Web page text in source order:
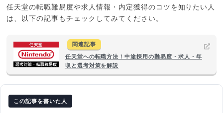
任天堂の転職難易度や求人情報・内定獲得のコツを知りたい人
は、以下の記事もチェックしてみてください。
関連記事
任天堂への転職方法！中途採用の難易度・求人・年
収と選考対策を解説
この記事を書いた人